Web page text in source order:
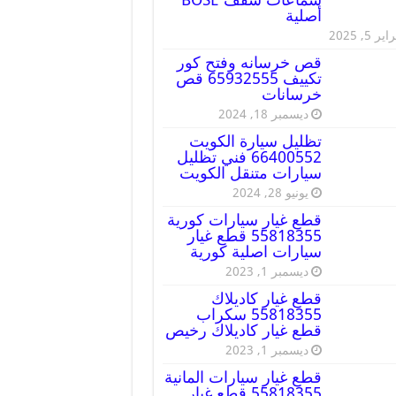
أصلية
5, 2025
قص خرسانه وفتح كور
تكييف 65932555 قص
خرسانات
ديسمبر 18, 2024
تظليل سيارة الكويت
66400552 فني تظليل
سيارات متنقل الكويت
يونيو 28, 2024
قطع غيار سيارات كورية
55818355 قطع غيار
سيارات اصلية كورية
ديسمبر 1, 2023
قطع غيار كاديلاك
55818355 سكراب
قطع غيار كاديلاك رخيص
ديسمبر 1, 2023
قطع غيار سيارات المانية